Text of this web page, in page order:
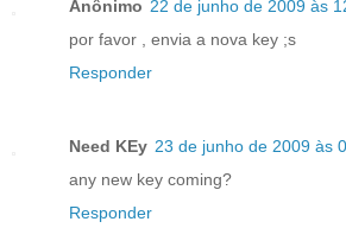
Anônimo 22 de junho de 2009 às
por favor , envia a nova key ;s
Responder
Need KEy 23 de junho de 2009 às
any new key coming?
Responder